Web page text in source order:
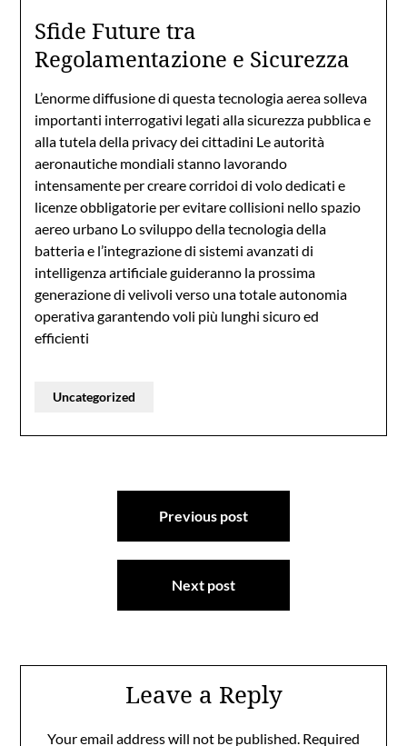
Sfide Future tra
Regolamentazione e Sicurezza
L’enorme diffusione di questa tecnologia aerea solleva
importanti interrogativi legati alla sicurezza pubblica e
alla tutela della privacy dei cittadini Le autorità
aeronautiche mondiali stanno lavorando
intensamente per creare corridoi di volo dedicati e
licenze obbligatorie per evitare collisioni nello spazio
aereo urbano Lo sviluppo della tecnologia della
batteria e l’integrazione di sistemi avanzati di
intelligenza artificiale guideranno la prossima
generazione di velivoli verso una totale autonomia
operativa garantendo voli più lunghi sicuro ed
efficienti
Uncategorized
Previous post
Next post
Leave a Reply
Your email address will not be published. Required